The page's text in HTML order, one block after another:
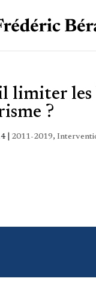
limiter les
?
| 2011-2019,